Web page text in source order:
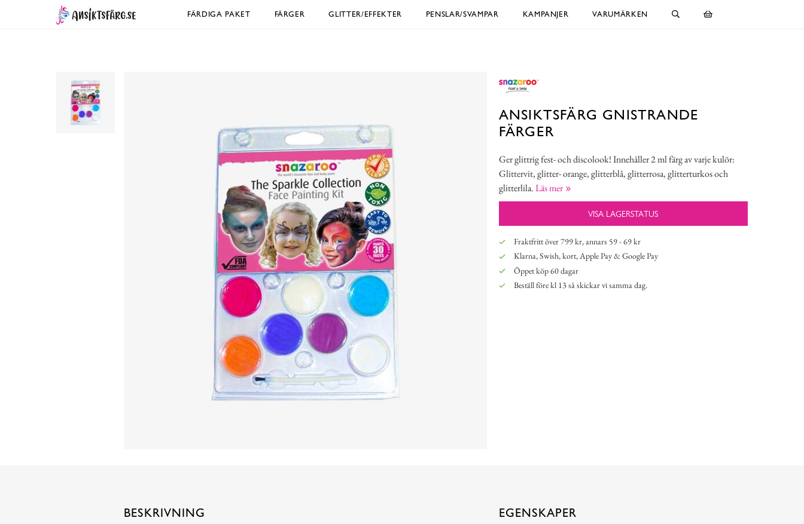
FÄRDIGA PAKET FÄRGER GLITTER/EFFEKTER PENSLAR/SVAMPAR KAMPANJER VARUMÄRKEN
ANSIKTSFÄRG GNISTRANDE
FÄRGER
Ger glittrig fest- och discolook! Innehåller 2 ml färg av varje kulör:
Glittervit, glitter- orange, glitterblå, glitterrosa, glitterturkos och
glitterlila.Läs mer
VISA LAGERSTATUS
Fraktfritt över 799 kr, annars 59 - 69 kr
Klarna, Swish, kort, Apple Pay & Google Pay
Öppet köp 60 dagar
Beställ före kl 13 så skickar vi samma dag.
BESKRIVNING EGENSKAPER